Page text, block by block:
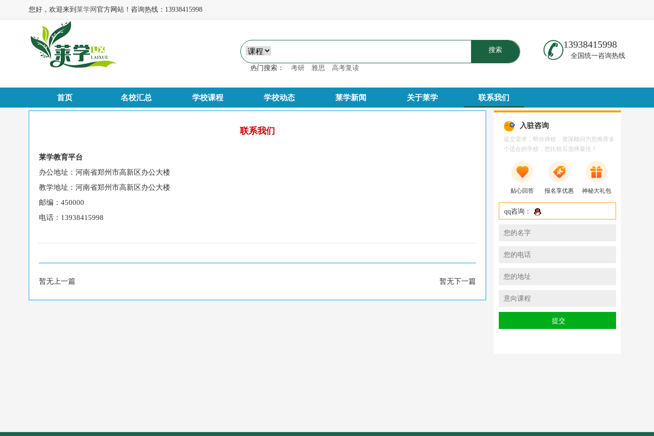
您好，欢迎来到 莱学网 官方网站！咨询热线：13938415998
搜索
热门搜索： 考研 雅思 高考复读
13938415998
全国统一咨询热线
首页 名校汇总 学校课程 学校动态 莱学新闻 关于莱学 联系我们
联系我们
莱学教育平台
办公地址：河南省郑州市高新区办公大楼
教学地址：河南省郑州市高新区办公大楼
邮编：450000
电话：13938415998
暂无上一篇 暂无下一篇
入驻咨询
提交需求，帮你择校，资深顾问为您推荐多
个适合的学校，您比较后选择最佳！
贴心回答 报名享优惠 神秘大礼包
qq咨询：